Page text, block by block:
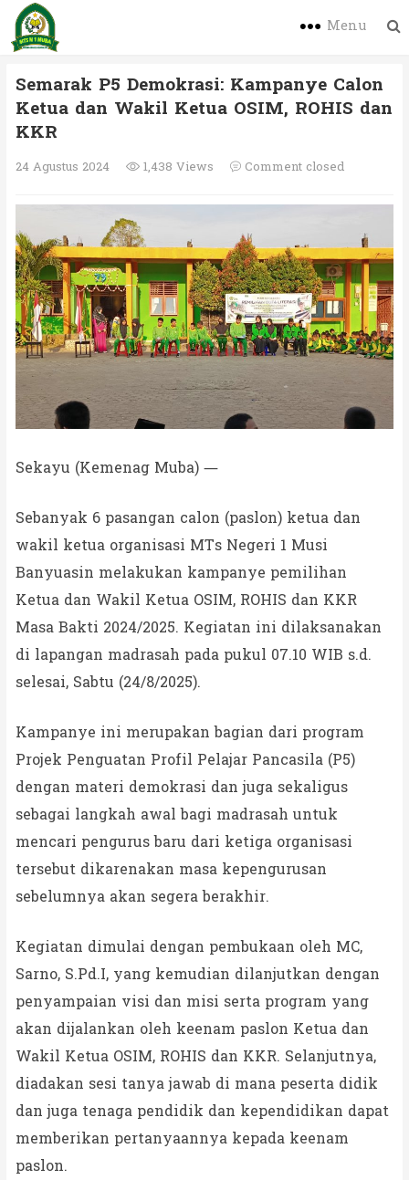
Menu
Semarak P5 Demokrasi: Kampanye Calon
Ketua dan Wakil Ketua OSIM, ROHIS dan
KKR
24 Agustus 2024 1,438 Views Comment closed
Sekayu (Kemenag Muba) —
Sebanyak 6 pasangan calon (paslon) ketua dan
wakil ketua organisasi MTs Negeri 1 Musi
Banyuasin melakukan kampanye pemilihan
Ketua dan Wakil Ketua OSIM, ROHIS dan KKR
Masa Bakti 2024/2025. Kegiatan ini dilaksanakan
di lapangan madrasah pada pukul 07.10 WIB s.d.
selesai, Sabtu (24/8/2025).
Kampanye ini merupakan bagian dari program
Projek Penguatan Profil Pelajar Pancasila (P5)
dengan materi demokrasi dan juga sekaligus
sebagai langkah awal bagi madrasah untuk
mencari pengurus baru dari ketiga organisasi
tersebut dikarenakan masa kepengurusan
sebelumnya akan segera berakhir.
Kegiatan dimulai dengan pembukaan oleh MC,
Sarno, S.Pd.I, yang kemudian dilanjutkan dengan
penyampaian visi dan misi serta program yang
akan dijalankan oleh keenam paslon Ketua dan
Wakil Ketua OSIM, ROHIS dan KKR. Selanjutnya,
diadakan sesi tanya jawab di mana peserta didik
dan juga tenaga pendidik dan kependidikan dapat
memberikan pertanyaannya kepada keenam
paslon.